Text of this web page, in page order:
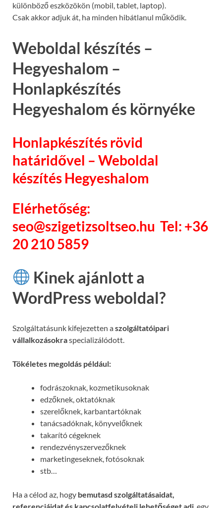
különböző eszközökön (mobil, tablet, laptop).
Csak akkor adjuk át, ha minden hibátlanul működik.
Weboldal készítés –
Hegyeshalom –
Honlapkészítés
Hegyeshalom és környéke
Honlapkészítés rövid
határidővel – Weboldal
készítés Hegyeshalom
Elérhetőség:
seo@szigetizsoltseo.hu Tel: +36
20 210 5859
Kinek ajánlott a
WordPress weboldal?
Szolgáltatásunk kifejezetten aszolgáltatóipari
vállalkozásokraspecializálódott.
Tökéletes megoldás például:
fodrászoknak, kozmetikusoknak
edzőknek, oktatóknak
szerelőknek, karbantartóknak
tanácsadóknak, könyvelőknek
takarító cégeknek
rendezvényszervezőknek
marketingeseknek, fotósoknak
stb…
Ha a célod az, hogy bemutasd szolgáltatásaidat,